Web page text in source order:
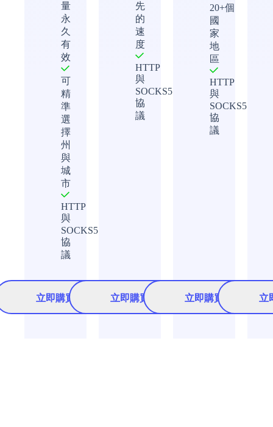
量
永
久
有
效
可
精
準
選
擇
州
與
城
市
HTTP
與
SOCKS5
協
議
立即購買
先
的
速
度
HTTP
與
SOCKS5
協
議
立即購買
20+個
國
家
地
區
HTTP
與
SOCKS5
協
議
立即購買 立